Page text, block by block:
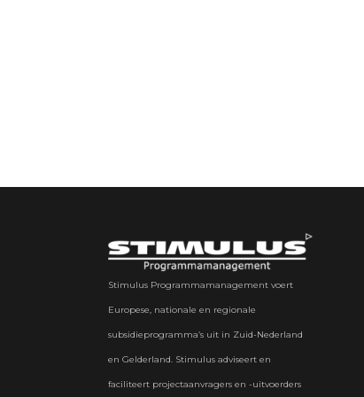
Stimulus Programmamanagement voert
Europese, nationale en regionale
subsidieprogramma’s uit in Zuid-Nederland
en Gelderland. Stimulus adviseert en
faciliteert projectaanvragers en -uitvoerders